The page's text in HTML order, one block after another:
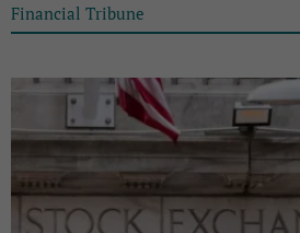
Financial Tribune